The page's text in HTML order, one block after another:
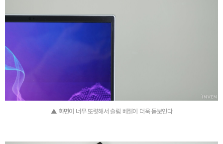
▲ 화면이 너무 또렷해서 슬림 베젤이 더욱 돋보인다